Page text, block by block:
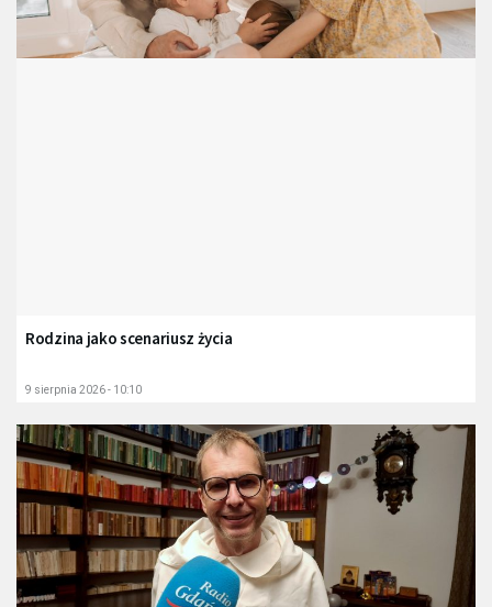
Rodzina jako scenariusz życia
9 sierpnia 2026 - 10:10